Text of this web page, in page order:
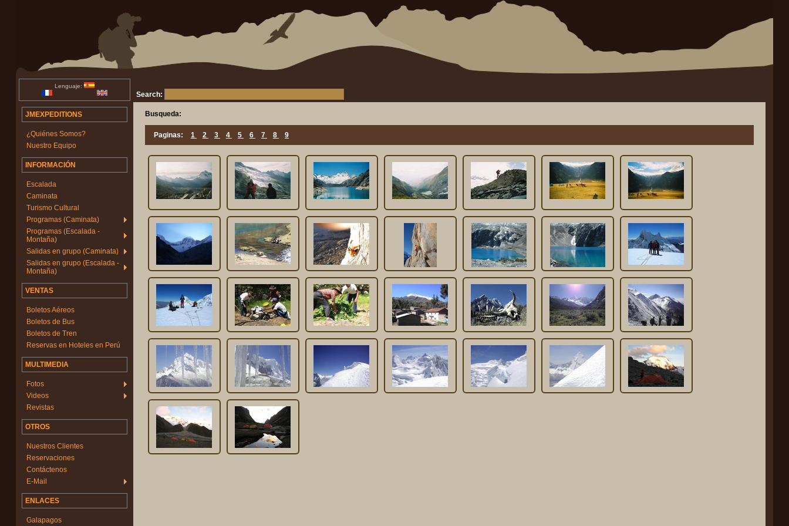
Lenguaje:
JMEXPEDITIONS
¿Quiénes Somos?
Nuestro Equipo
INFORMACIÓN
Escalada
Caminata
Turismo Cultural
Programas (Caminata)
Programas (Escalada -
Montaña)
Salidas en grupo (Caminata)
Salidas en grupo (Escalada -
Montaña)
VENTAS
Boletos Aéreos
Boletos de Bus
Boletos de Tren
Reservas en Hoteles en Perú
MULTIMEDIA
Fotos
Videos
Revistas
OTROS
Nuestros Clientes
Reservaciones
Contáctenos
E-Mail
ENLACES
Galapagos
Search:
Busqueda:
Paginas: 1 2 3 4 5 6 7 8 9